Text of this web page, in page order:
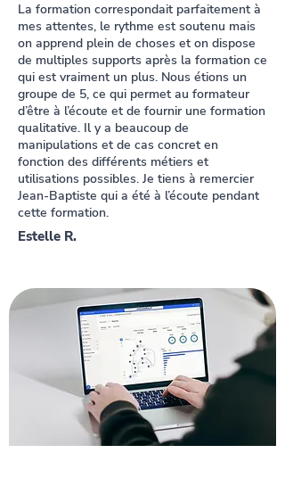
La formation correspondait parfaitement à
mes attentes, le rythme est soutenu mais
on apprend plein de choses et on dispose
de multiples supports après la formation ce
qui est vraiment un plus. Nous étions un
groupe de 5, ce qui permet au formateur
d’être à l’écoute et de fournir une formation
qualitative. Il y a beaucoup de
manipulations et de cas concret en
fonction des différents métiers et
utilisations possibles. Je tiens à remercier
Jean-Baptiste qui a été à l’écoute pendant
cette formation.
Estelle R.